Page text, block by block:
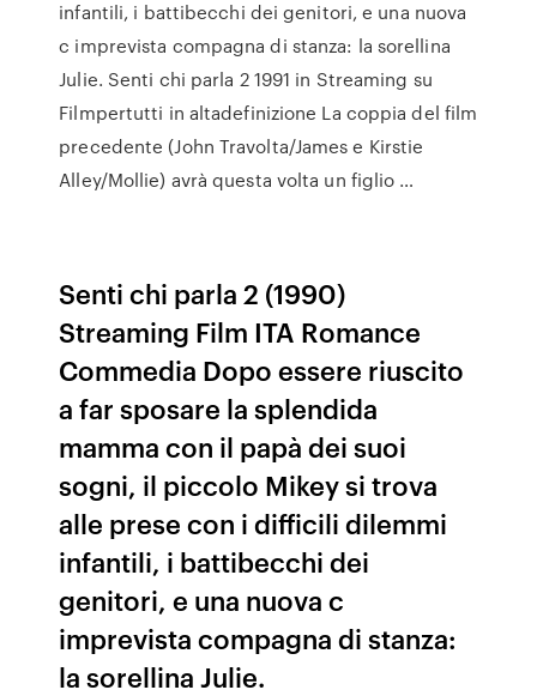
infantili, i battibecchi dei genitori, e una nuova
c imprevista compagna di stanza: la sorellina
Julie. Senti chi parla 2 1991 in Streaming su
Filmpertutti in altadefinizione La coppia del film
precedente (John Travolta/James e Kirstie
Alley/Mollie) avrà questa volta un figlio …
Senti chi parla 2 (1990)
Streaming Film ITA Romance
Commedia Dopo essere riuscito
a far sposare la splendida
mamma con il papà dei suoi
sogni, il piccolo Mikey si trova
alle prese con i difficili dilemmi
infantili, i battibecchi dei
genitori, e una nuova c
imprevista compagna di stanza:
la sorellina Julie.